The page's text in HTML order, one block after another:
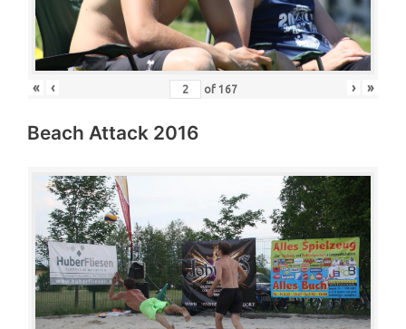
« ‹ of 167 › »
Beach Attack 2016